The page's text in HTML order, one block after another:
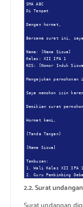
SMA ABC
Di Tempat
Dengan hormat,
Bersama surat ini,
Nama: [Nama Siswa]
Kelas: XII IPA 1
NIS: [Nomor Induk
Mengajukan
Saya memohon izin
Demikian surat
Hormat kami,
[Tanda Tangan]
[Nama Siswa]
Tembusan:
1. Wali Kelas XII IPA 1
2. Guru Pembimbing
2.2. Surat undangan